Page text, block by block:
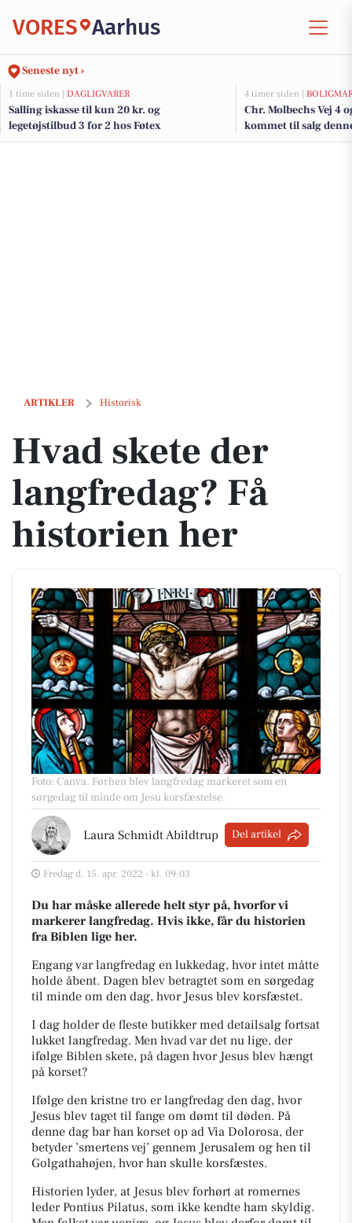
VORES Aarhus
Seneste nyt ›
1 time siden | DAGLIGVARER
Salling iskasse til kun 20 kr. og
legetøjstilbud 3 for 2 hos Føtex
4 timer siden |
Chr. Molbechs Vej 4
kommet til salg
boligerne her.
ARTIKLER Historisk
Hvad skete der langfredag? Få historien her
Hvad skete der
langfredag? Få
historien her
Foto: Canva. Førhen blev langfredag markeret som en
sørgedag til minde om Jesu korsfæstelse.
Laura Schmidt Abildtrup Del artikel
Fredag d. 15. apr. 2022 - kl. 09:03
Du har måske allerede helt styr på, hvorfor vi
markerer langfredag. Hvis ikke, får du historien
fra Biblen lige her.
Engang var langfredag en lukkedag, hvor intet måtte
holde åbent. Dagen blev betragtet som en sørgedag
til minde om den dag, hvor Jesus blev korsfæstet.
I dag holder de fleste butikker med detailsalg fortsat
lukket langfredag. Men hvad var det nu lige, der
ifølge Biblen skete, på dagen hvor Jesus blev hængt
på korset?
Ifølge den kristne tro er langfredag den dag, hvor
Jesus blev taget til fange om dømt til døden. På
denne dag bar han korset op ad Via Dolorosa, der
betyder ’smertens vej’ gennem Jerusalem og hen til
Golgathahøjen, hvor han skulle korsfæstes.
Historien lyder, at Jesus blev forhørt at romernes
leder Pontius Pilatus, som ikke kendte ham skyldig.